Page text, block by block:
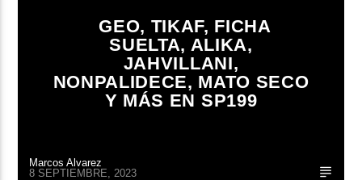
GEO, TIKAF, FICHA
SUELTA, ALIKA,
JAHVILLANI,
NONPALIDECE, MATO SECO
Y MÁS EN SP199
Marcos Alvarez
8 SEPTIEMBRE, 2023